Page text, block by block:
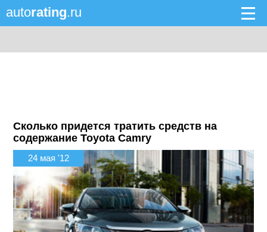
autorating.ru
Сколько придется тратить средств на
содержание Toyota Camry
24 мая '12